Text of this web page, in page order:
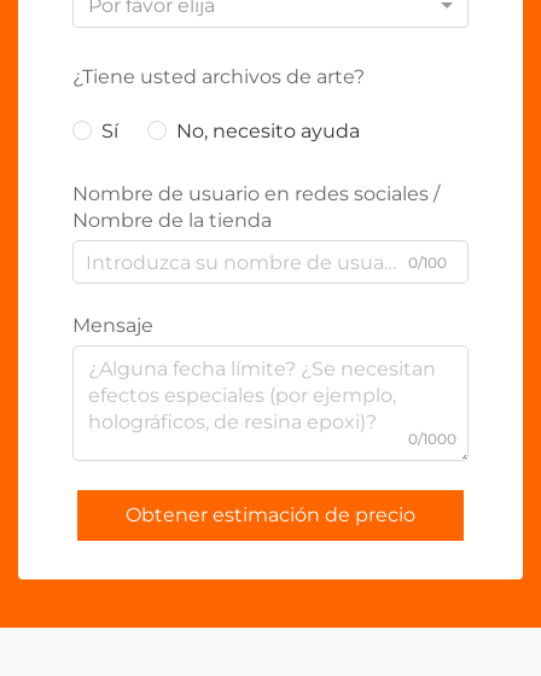
Por favor elija
¿Tiene usted archivos de arte?
Sí No, necesito ayuda
Nombre de usuario en redes sociales /
Nombre de la tienda
0/100
Mensaje
0/1000
Obtener estimación de precio